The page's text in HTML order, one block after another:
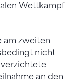
Wettkampf
am zweiten
nicht
an den